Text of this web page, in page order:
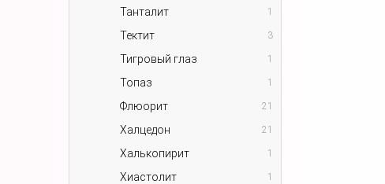
Танталит 1
Тектит 3
Тигровый глаз 1
Топаз 1
Флюорит 21
Халцедон 21
Халькопирит 1
Хиастолит 1